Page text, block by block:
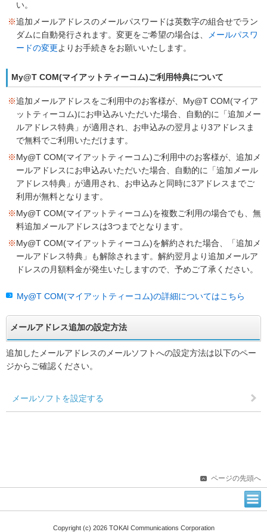
い。
※追加メールアドレスのメールパスワードは英数字の組合せでラン
ダムに自動発行されます。変更をご希望の場合は、
メールパスワ
ードの変更よりお手続きをお願いいたします。
My@T COM(マイアットティーコム)ご利用特典について
※追加メールアドレスをご利用中のお客様が、My@T COM(マイア
ットティーコム)にお申込みいただいた場合、自動的に「追加メー
ルアドレス特典」が適用され、お申込みの翌月より3アドレスま
で無料でご利用いただけます。
※ My@T COM(マイアットティーコム)ご利用中のお客様が、追加メ
ールアドレスにお申込みいただいた場合、自動的に「追加メール
アドレス特典」が適用され、お申込みと同時に3アドレスまでご
利用が無料となります。
※ My@T COM(マイアットティーコム)を複数ご利用の場合でも、無
料追加メールアドレスは3つまでとなります。
※ My@T COM(マイアットティーコム)を解約された場合、「追加メ
ールアドレス特典」も解除されます。解約翌月より追加メールア
ドレスの月額料金が発生いたしますので、予めご了承ください。
My@T COM(マイアットティーコム)の詳細についてはこちら
メールアドレス追加の設定方法
追加したメールアドレスのメールソフトへの設定方法は以下のペー
ジからご確認ください。
メールソフトを設定する
ページの先頭へ
Copyright (c) 2026 TOKAI Communications Corporation